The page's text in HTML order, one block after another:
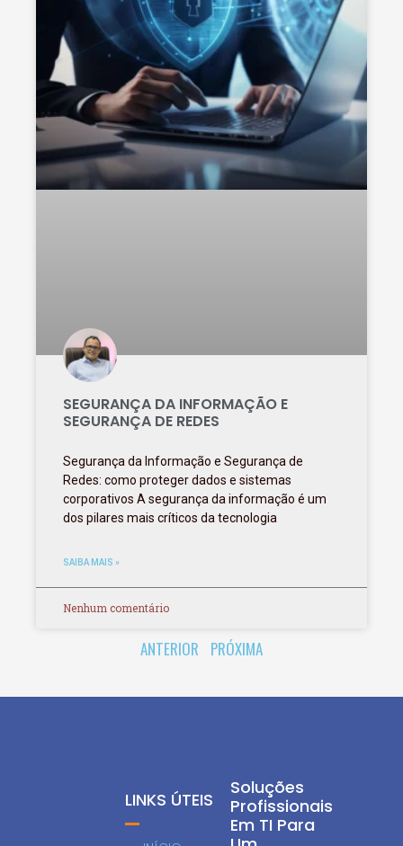
SEGURANÇA DA INFORMAÇÃO E
SEGURANÇA DE REDES
Segurança da Informação e Segurança de
Redes: como proteger dados e sistemas
corporativos A segurança da informação é um
dos pilares mais críticos da tecnologia
SAIBA MAIS »
Nenhum comentário
ANTERIOR PRÓXIMA
Soluções
Profissionais
Em TI Para
LINKS ÚTEIS